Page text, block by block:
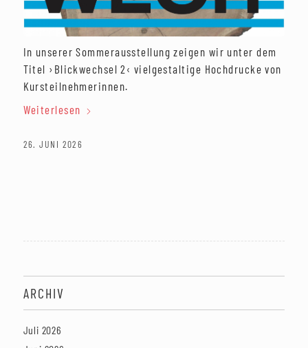
In unserer Sommerausstellung zeigen wir unter dem
Titel ›Blickwechsel 2‹ vielgestaltige Hochdrucke von
Kursteilnehmerinnen.
Weiterlesen
26. JUNI 2026
ARCHIV
Juli 2026